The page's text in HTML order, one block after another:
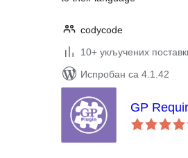
codycode
10+ укључених
Испробан са 4.1.42
GP